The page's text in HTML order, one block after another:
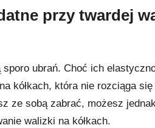
przy twardej
ubrań. Choć ich
kółkach, która nie rozciąga się
ze sobą zabrać, możesz
walizki na kółkach.